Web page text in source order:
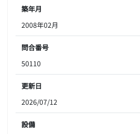
築年月
2008年02月
問合番号
50110
更新日
2026/07/12
設備